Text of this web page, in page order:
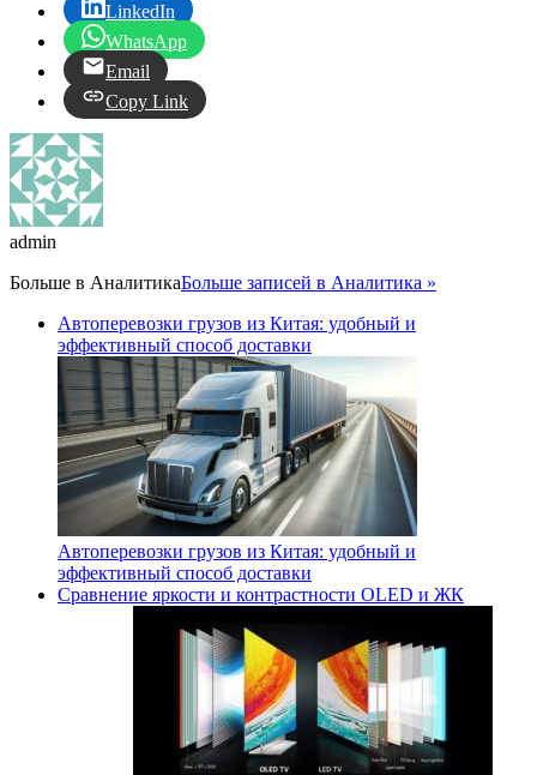
LinkedIn
WhatsApp
Email
Copy Link
admin
Больше в АналитикаБольше записей в Аналитика »
Автоперевозки грузов из Китая: удобный и
эффективный способ доставки
Автоперевозки грузов из Китая: удобный и
эффективный способ доставки
Сравнение яркости и контрастности OLED и ЖК